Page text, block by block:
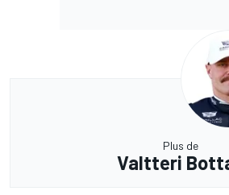
Plus de
Valtteri